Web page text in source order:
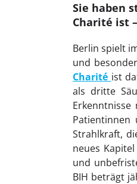
Sie haben
Charité ist
Berlin spielt
und
Charité ist
als dritte
Strahlkraft,
neues
und
BIH beträgt